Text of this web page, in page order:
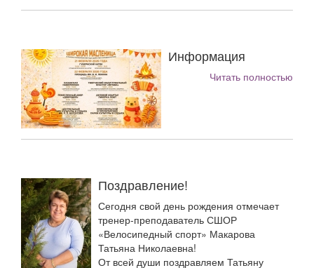
Информация
Читать полностью
Поздравление!
Сегодня свой день рождения отмечает
тренер-преподаватель СШОР
«Велосипедный спорт» Макарова
Татьяна Николаевна!
От всей души поздравляем Татьяну